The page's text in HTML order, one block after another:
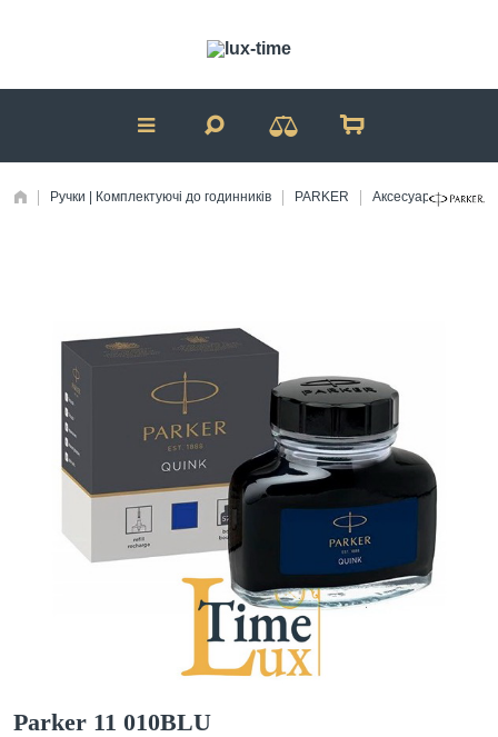
Ручки | Комплектуючі до годинників PARKER Аксесуари
Parker 11 010BLU